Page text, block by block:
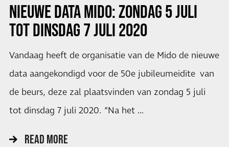
NIEUWE DATA MIDO: ZONDAG 5 JULI
TOT DINSDAG 7 JULI 2020
Vandaag heeft de organisatie van de Mido de nieuwe
data aangekondigd voor de 50e jubileumeidite van
de beurs, deze zal plaatsvinden van zondag 5 juli
tot dinsdag 7 juli 2020. “Na het …
READ MORE